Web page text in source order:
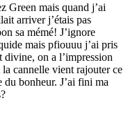
Green mais quand j’ai
arriver j’étais pas
sa mémé! J’ignore
mais pfiouuu j’ai pris
divine, on a l’impression
la cannelle vient rajouter ce
du bonheur. J’ai fini ma